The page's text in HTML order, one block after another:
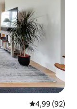
Gemiddelde
4,99 (92)